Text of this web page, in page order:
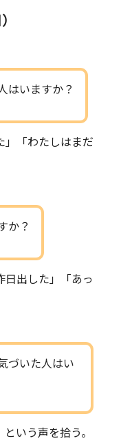
はいますか？
」「わたしはまだ
か？
日出した」「あっ
づいた人はい
いう声を拾う。